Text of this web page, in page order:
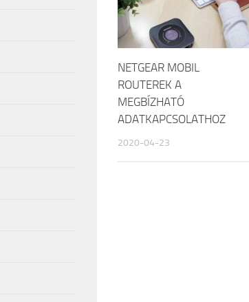
NETGEAR MOBIL
ROUTEREK A
MEGBÍZHATÓ
ADATKAPCSOLATHOZ
2020-04-23